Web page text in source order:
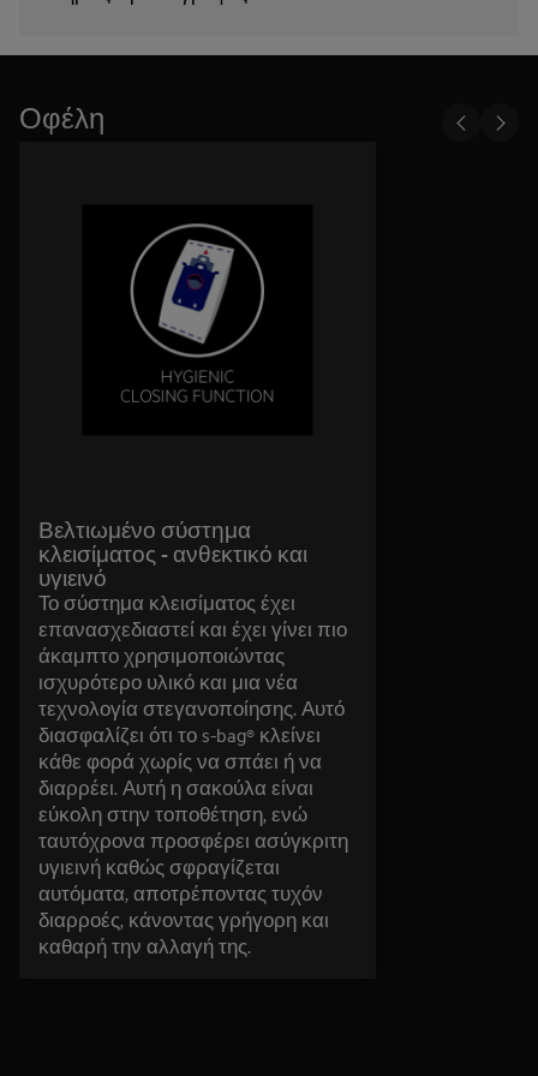
Οφέλη
Βελτιωμένο σύστημα
κλεισίματος - ανθεκτικό και
υγιεινό
Το σύστημα κλεισίματος έχει
επανασχεδιαστεί και έχει γίνει πιο
άκαμπτο χρησιμοποιώντας
ισχυρότερο υλικό και μια νέα
τεχνολογία στεγανοποίησης. Αυτό
διασφαλίζει ότι το s-bag® κλείνει
κάθε φορά χωρίς να σπάει ή να
διαρρέει. Αυτή η σακούλα είναι
εύκολη στην τοποθέτηση, ενώ
ταυτόχρονα προσφέρει ασύγκριτη
υγιεινή καθώς σφραγίζεται
αυτόματα, αποτρέποντας τυχόν
διαρροές, κάνοντας γρήγορη και
καθαρή την αλλαγή της.